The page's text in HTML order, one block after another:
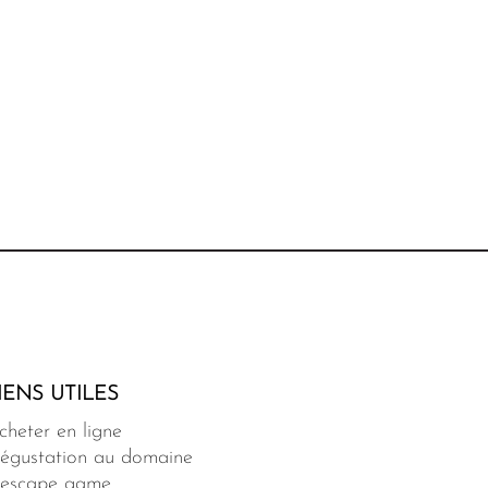
UTILES
en ligne
au domaine